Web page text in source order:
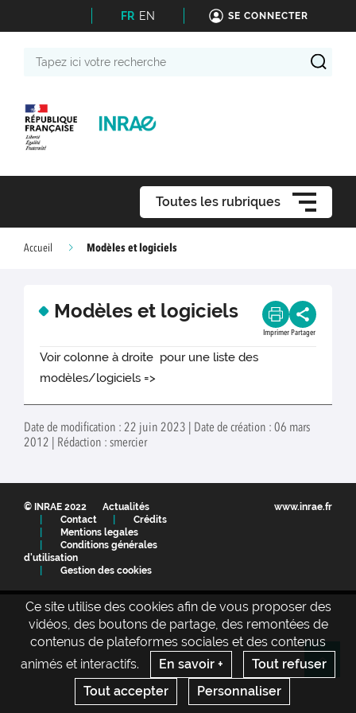
FR EN SE CONNECTER
Toutes les rubriques
Accueil Modèles et logiciels
Modèles et logiciels
Imprimer Partager
Voir colonne à droite pour une liste des
modèles/logiciels =>
Date de modification : 22 juin 2023 | Date de création : 06 mars
2012 | Rédaction : smercier
Ce site utilise des cookies afin de vous proposer des
vidéos, des boutons de partage, des remontées de
contenus de plateformes sociales et des contenus
animés et interactifs.
En savoir +
Tout refuser
Tout accepter
Personnaliser
© INRAE 2022
Actualités
Contact
Crédits
Mentions legales
Conditions générales
d'utilisation
Gestion des cookies
www.inrae.fr